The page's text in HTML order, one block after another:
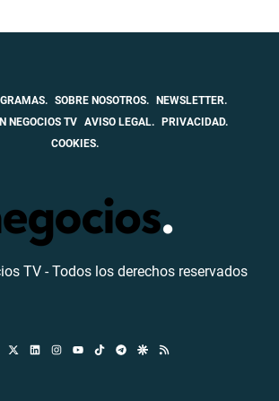
SOBRE NOSOTROS. NEWSLETTER.
NEGOCIOS TV AVISO LEGAL. PRIVACIDAD.
COOKIES.
TV - Todos los derechos reservados
LinkedinInstagramTikTokTelegramGoogle Discover